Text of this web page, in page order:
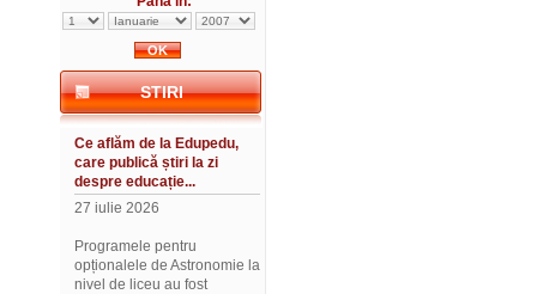
STIRI
Ce aflăm de la Edupedu,
care publică știri la zi
despre educație...
27 iulie 2026
Programele pentru
opționalele de Astronomie la
nivel de liceu au fost